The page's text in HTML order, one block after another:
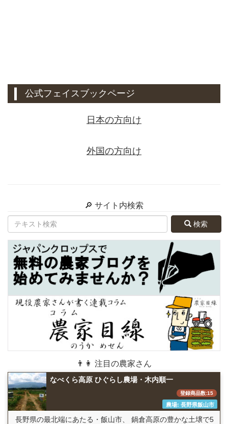
公式フェイスブックページ
日本の方向け
外国の方向け
🔎 サイト内検索
検索
👨👩 注目の農家さん
なべくら高原 ひぐらし農場・木内順一
登録商品数:15
農場: 長野県飯山市
長野県の最北端にあたる・飯山市、 鍋倉高原の豊かな土壌で5